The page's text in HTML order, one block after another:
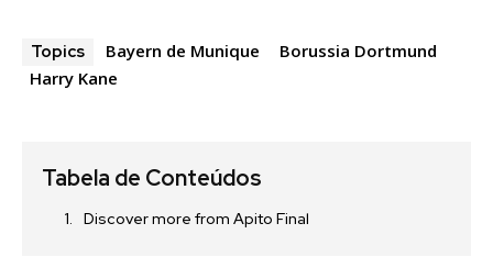
Topics Bayern de Munique
Borussia Dortmund
Harry Kane
Tabela de Conteúdos
Discover more from Apito Final